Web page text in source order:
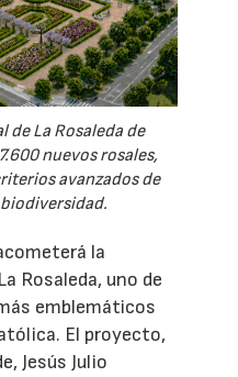
de La Rosaleda de
nuevos rosales,
avanzados de
la
Rosaleda, uno de
emblemáticos
El proyecto,
Jesús Julio